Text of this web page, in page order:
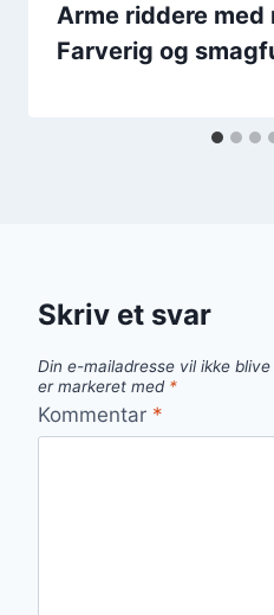
Arme riddere med
Farverig og
Skriv et svar
Din e-mailadresse vil ikke
er markeret med *
Kommentar *